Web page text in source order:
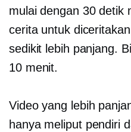
mulai dengan 30 detik
cerita untuk
sedikit lebih panjang.
10 menit.
Video yang lebih
hanya meliput pendiri